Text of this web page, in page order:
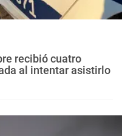
recibió cuatro
al intentar asistirlo